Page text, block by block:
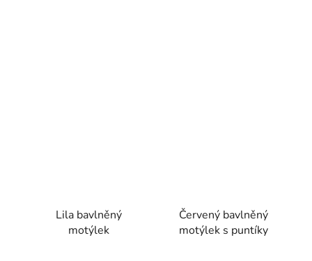
Lila bavlněný
motýlek
Červený bavlněný
motýlek s puntíky